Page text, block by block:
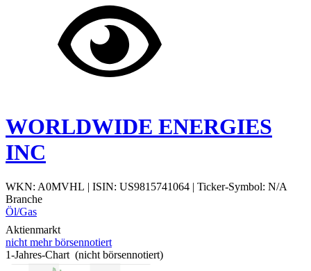
WORLDWIDE ENERGIES
INC
WKN: A0MVHL | ISIN: US9815741064 | Ticker-Symbol: N/A
Branche
Öl/Gas
Aktienmarkt
nicht mehr börsennotiert
1-Jahres-Chart (nicht börsennotiert)